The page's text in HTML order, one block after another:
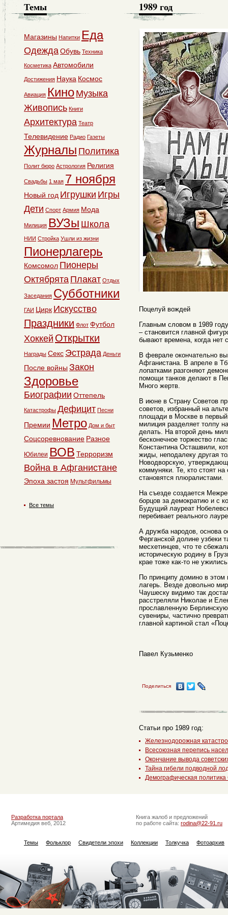
1989 год
Поцелуй вождей
Главным словом в 1989
– становится главной
бывают времена, когда нет
В феврале окончательно
Афганистана. В апреле в
лопатками разгоняют
помощи танков делают в
Много жертв.
В июне в Страну Советов
советов, избранный на
площади в Москве в первый
милиция разделяет толпу
делать. На второй день
бесконечное торжество
Константина Осташвили,
жиды, неподалеку другая
Новодворскую,
коммуняки. Те, кто стоят
становятся плюралистами.
На съезде создается
борцов за демократию и с
Будущий лауреат
перебивает реального
А дружба народов, основа
Ферганской долине узбеки
месхетинцев, что те
историческую родину в
крае тоже как-то не
По принципу домино в этом
лагерь. Везде довольно
Чаушеску видимо так
расстреляли Николае и
прославленную
сувениры, частично
главной картиной стал
Павел Кузьменко
Поделиться
Статьи про 1989 год:
Железнодорожная
Всесоюзная перепись
Окончание вывода
Тайна гибели подводной
Демографическая
Темы
Магазины Напитки Еда
ОдеждаОбувь Техника
Косметика Автомобили
Достижения Наука Космос
Авиация Кино Музыка
Живопись Книги
Архитектура Театр
Телевидение Радио Газеты
Журналы Политика
Полит бюро Астрология Религия
Свадьбы 1 мая 7 ноября
Новый год Игрушки Игры
Дети Спорт Армия Мода
Милиция ВУЗы Школа
НИИ Стройка Ушли из жизни
Пионерлагерь
Комсомол Пионеры
Октябрята Плакат Отдых
Заседания Субботники
ГАИ Цирк Искусство
Праздники Флот Футбол
Хоккей Открытки
Награды Секс Эстрада Деньги
После войны Закон
Здоровье
Биографии Оттепель
Катастрофы Дефицит Песни
Премии Метро Дом и быт
Соцсоревнование Разное
Юбилеи ВОВ Терроризм
Война в Афганистане
Эпоха застоя Мультфильмы
Все темы
Разработка портала
Артимедия веб, 2012
Книга жалоб и предложений
по работе сайта: rodina@22-91.ru
Темы Фольклор Свидетели эпохи Коллекции Толкучка Фотоархив